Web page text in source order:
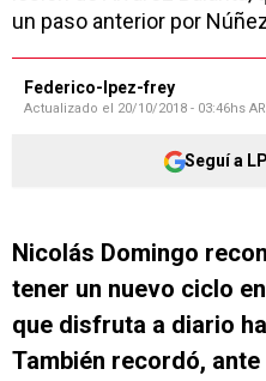
un paso anterior por
Federico-lpez-frey
Actualizado el 20/10/2018 - 03:46hs
Seguí a
Nicolás Domingo
tener un nuevo ciclo
que disfruta a diario
También recordó,